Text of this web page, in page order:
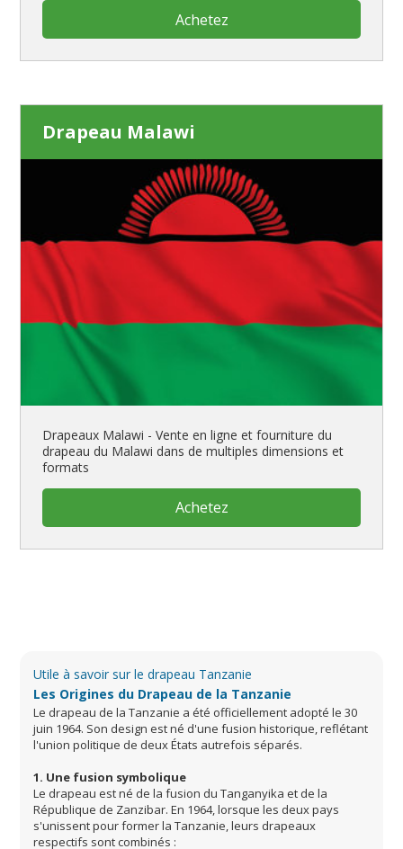
Achetez
Drapeau Malawi
Drapeaux Malawi - Vente en ligne et fourniture du
drapeau du Malawi dans de multiples dimensions et
formats
Achetez
Utile à savoir sur le drapeau Tanzanie
Les Origines du Drapeau de la Tanzanie
Le drapeau de la Tanzanie a été officiellement adopté le 30
juin 1964. Son design est né d'une fusion historique, reflétant
l'union politique de deux États autrefois séparés.
1. Une fusion symbolique
Le drapeau est né de la fusion du Tanganyika et de la
République de Zanzibar. En 1964, lorsque les deux pays
s'unissent pour former la Tanzanie, leurs drapeaux
respectifs sont combinés :